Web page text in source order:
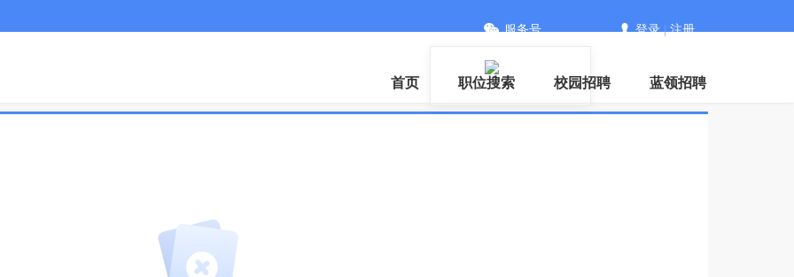
手机APP
服务号 登录|注册
首页 职位搜索 校园招聘 蓝领招聘